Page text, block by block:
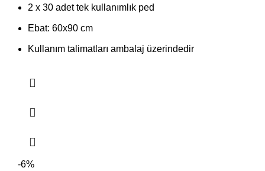
2 x 30 adet tek kullanımlık ped
Ebat: 60x90 cm
Kullanım talimatları ambalaj üzerindedir
-6%